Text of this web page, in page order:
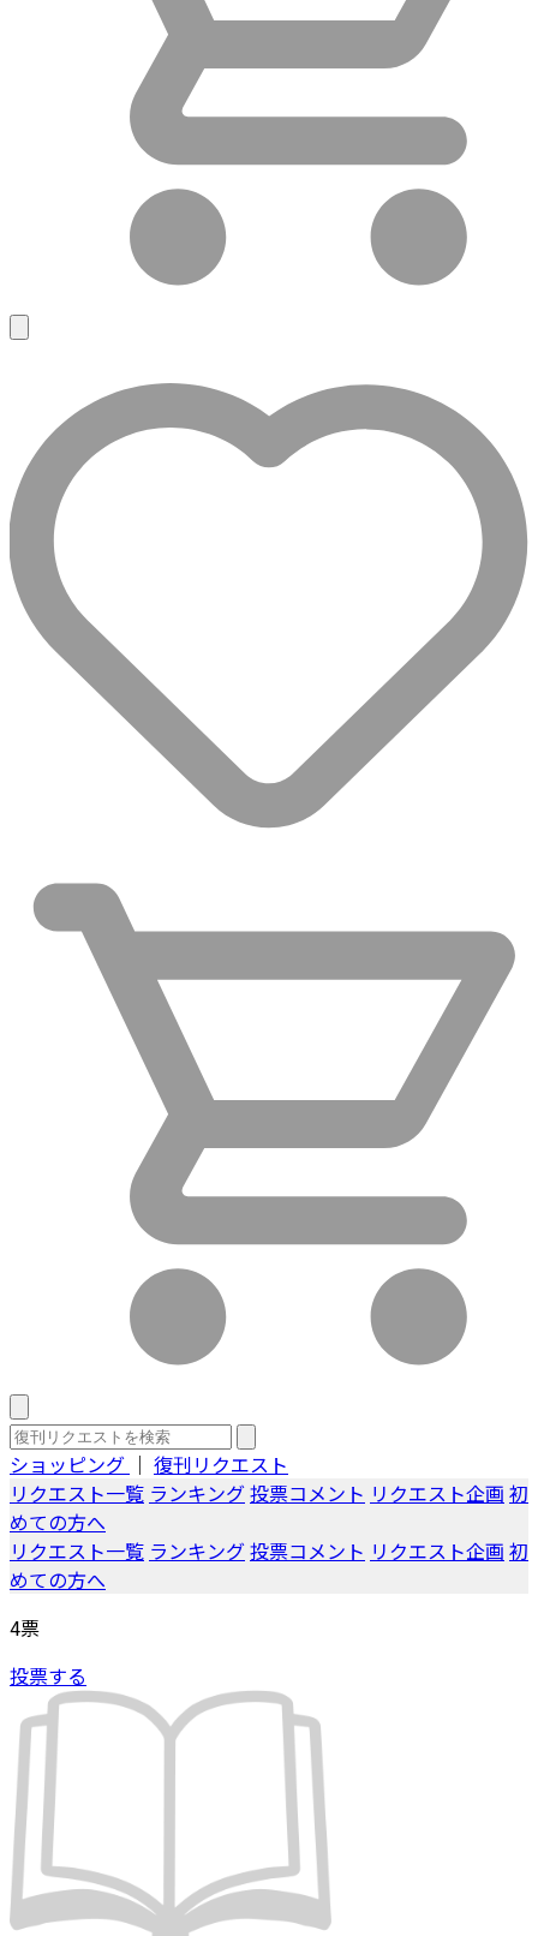
ショッピング ｜ 復刊リクエスト
リクエスト一覧 ランキング投票コメント リクエスト企画 初
めての方へ
リクエスト一覧 ランキング投票コメント リクエスト企画 初
めての方へ
4票
投票する